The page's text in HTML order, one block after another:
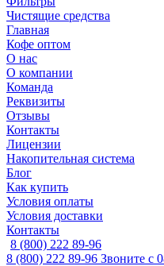
Чистящие средства
Главная
Кофе оптом
О нас
О компании
Команда
Реквизиты
Отзывы
Контакты
Лицензии
Накопительная система
Блог
Как купить
Условия оплаты
Условия доставки
Контакты
8 (800) 222 89-96
8 (800) 222 89-96 Звоните с